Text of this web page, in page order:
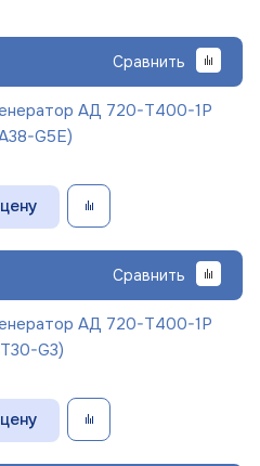
Сравнить
АД 720-Т400-1Р
G5E)
Сравнить
АД 720-Т400-1Р
G3)